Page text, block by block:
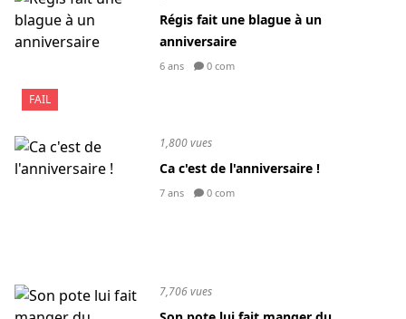
FAIL
Régis fait une blague à un
anniversaire
6 ans 0 com
1,800 vues
Ca c'est de l'anniversaire !
7 ans 0 com
7,706 vues